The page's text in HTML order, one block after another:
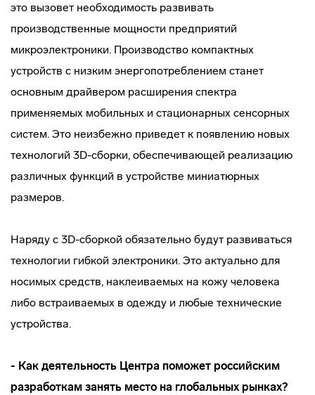
это вызовет необходимость развивать
производственные мощности предприятий
микроэлектроники. Производство компактных
устройств с низким энергопотреблением станет
основным драйвером расширения спектра
применяемых мобильных и стационарных сенсорных
систем. Это неизбежно приведет к появлению новых
технологий 3D-сборки, обеспечивающей реализацию
различных функций в устройстве миниатюрных
размеров.
Наряду с 3D-сборкой обязательно будут развиваться
технологии гибкой электроники. Это актуально для
носимых средств, наклеиваемых на кожу человека
либо встраиваемых в одежду и любые технические
устройства.
- Как деятельность Центра поможет российским
разработкам занять место на глобальных рынках?